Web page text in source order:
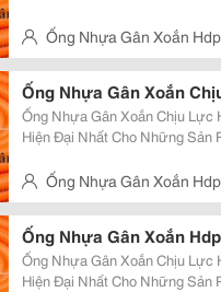
Ống Nhựa Gân Xoắn
Thọ, Q.thủ Đức
Ống Nhựa Gân Xoắn
Ống Nhựa Gân Xoắn Chịu
Hiện Đại Nhất Cho Những Sản Phẩm Tốt Nhất.
Khả Năng Chịu Lực Lớn, Kinh
Ống Nhựa Gân Xoắn
Thọ, Q.thủ Đức
Ống Nhựa Gân Xoắn
Ống Nhựa Gân Xoắn Chịu
Hiện Đại Nhất Cho Những Sản Phẩm Tốt Nhất.